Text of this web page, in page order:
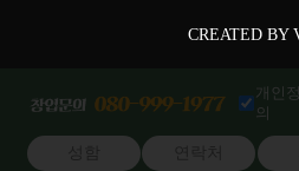
개인
의
CREATED BY